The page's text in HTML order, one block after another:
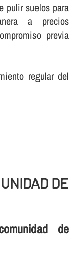
pulir suelos para
a precios
previa
regular del
DE
de